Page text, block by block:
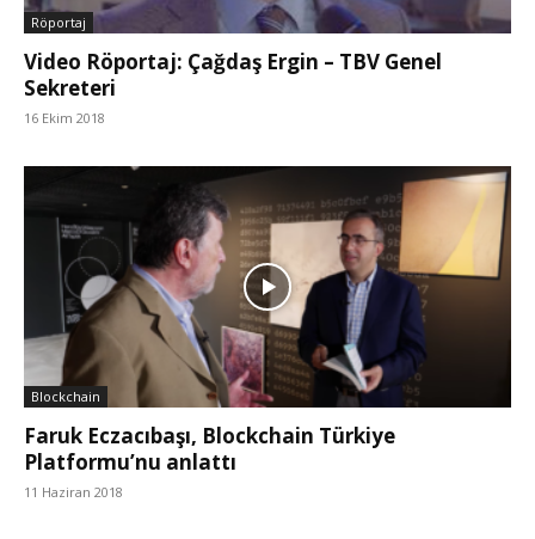
Röportaj
Video Röportaj: Çağdaş Ergin – TBV Genel
Sekreteri
16 Ekim 2018
Blockchain
Faruk Eczacıbaşı, Blockchain Türkiye
Platformu’nu anlattı
11 Haziran 2018